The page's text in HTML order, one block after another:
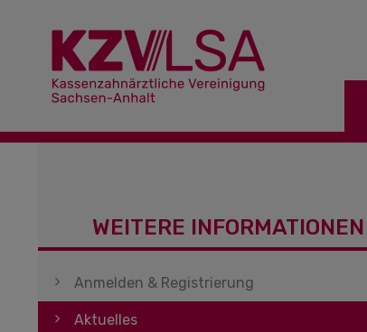
WEITERE INFORMATIONEN
Navigation überspringen
Anmelden & Registrierung
Aktuelles